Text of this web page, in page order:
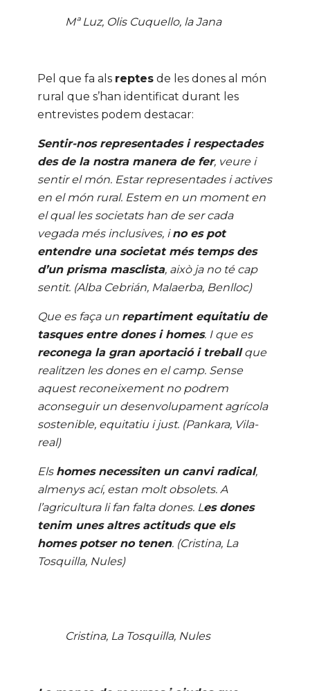
Mª Luz, Olis Cuquello, la Jana
Pel que fa als reptes de les dones al món
rural que s’han identificat durant les
entrevistes podem destacar:
Sentir-nos representades i respectades
des de la nostra manera de fer, veure i
sentir el món. Estar representades i actives
en el món rural. Estem en un moment en
el qual les societats han de ser cada
vegada més inclusives, ino es pot
entendre una societat més temps des
d’un prisma masclista, això ja no té cap
sentit. (Alba Cebrián, Malaerba, Benlloc)
Que es faça un repartiment equitatiu de
tasques entre dones i homes. I que es
reconega la gran aportació i treballque
realitzen les dones en el camp. Sense
aquest reconeixement no podrem
aconseguir un desenvolupament agrícola
sostenible, equitatiu i just. (Pankara, Vila-
real)
Els homes necessiten un canvi radical,
almenys ací, estan molt obsolets. A
l’agricultura li fan falta dones. Les dones
tenim unes altres actituds que els
homes potser no tenen. (Cristina, La
Tosquilla, Nules)
Cristina, La Tosquilla, Nules